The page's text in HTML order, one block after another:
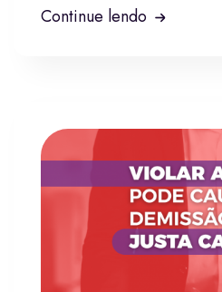
Continue lendo